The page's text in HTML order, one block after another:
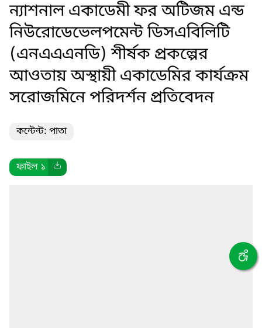
ন্যাশনাল একাডেমী ফর অটিজম এন্ড
নিউরোডেভেলপমেন্ট ডিসএবিলিটি
(এনএএএনডি) শীর্ষক প্রকল্পের
আওতায় অস্থায়ী একাডেমির কার্যক্রম
সরোজমিনে পরিদর্শন প্রতিবেদন
কন্টেন্ট: পাতা
ফাইল ১